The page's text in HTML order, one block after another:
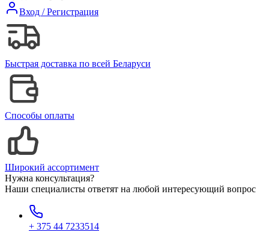
Вход / Регистрация
Быстрая доставка по всей Беларуси
Способы оплаты
Широкий ассортимент
Нужна консультация?
Наши специалисты ответят на любой интересующий вопрос
+ 375 44 7233514